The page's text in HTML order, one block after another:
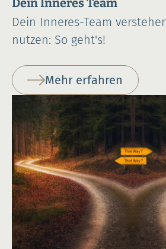
Dein Inneres-Team
nutzen: So geht's!
Mehr erfahren